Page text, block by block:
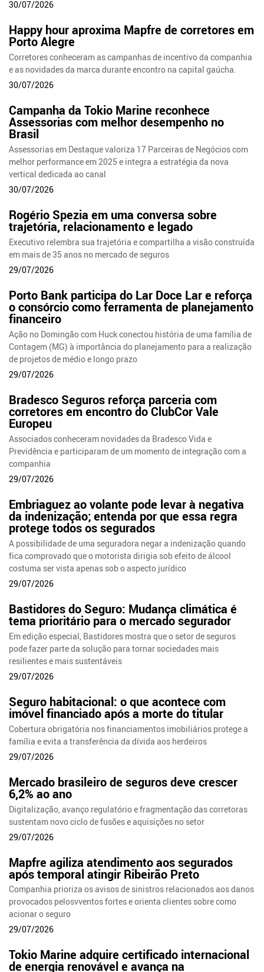
30/07/2026
Happy hour aproxima Mapfre de corretores em
Porto Alegre
Corretores conheceram as campanhas de incentivo da companhia
e as novidades da marca durante encontro na capital gaúcha.
30/07/2026
Campanha da Tokio Marine reconhece
Assessorias com melhor desempenho no
Brasil
Assessorias em Destaque valoriza 17 Parceiras de Negócios com
melhor performance em 2025 e integra a estratégia da nova
vertical dedicada ao canal
30/07/2026
Rogério Spezia em uma conversa sobre
trajetória, relacionamento e legado
Executivo relembra sua trajetória e compartilha a visão construída
em mais de 35 anos no mercado de seguros
29/07/2026
Porto Bank participa do Lar Doce Lar e reforça
o consórcio como ferramenta de planejamento
financeiro
Ação no Domingão com Huck conectou história de uma família de
Contagem (MG) à importância do planejamento para a realização
de projetos de médio e longo prazo
29/07/2026
Bradesco Seguros reforça parceria com
corretores em encontro do ClubCor Vale
Europeu
Associados conheceram novidades da Bradesco Vida e
Previdência e participaram de um momento de integração com a
companhia
29/07/2026
Embriaguez ao volante pode levar à negativa
da indenização; entenda por que essa regra
protege todos os segurados
A possibilidade de uma seguradora negar a indenização quando
fica comprovado que o motorista dirigia sob efeito de álcool
costuma ser vista apenas sob o aspecto jurídico
29/07/2026
Bastidores do Seguro: Mudança climática é
tema prioritário para o mercado segurador
Em edição especial, Bastidores mostra que o setor de seguros
pode fazer parte da solução para tornar sociedades mais
resilientes e mais sustentáveis
29/07/2026
Seguro habitacional: o que acontece com
imóvel financiado após a morte do titular
Cobertura obrigatória nos financiamentos imobiliários protege a
família e evita a transferência da dívida aos herdeiros
29/07/2026
Mercado brasileiro de seguros deve crescer
6,2% ao ano
Digitalização, avanço regulatório e fragmentação das corretoras
sustentam novo ciclo de fusões e aquisições no setor
29/07/2026
Mapfre agiliza atendimento aos segurados
após temporal atingir Ribeirão Preto
Companhia prioriza os avisos de sinistros relacionados aos danos
provocados pelosvventos fortes e orienta clientes sobre como
acionar o seguro
29/07/2026
Tokio Marine adquire certificado internacional
de energia renovável e avança na